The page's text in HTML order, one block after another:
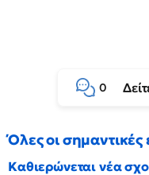
0
Όλες οι
Καθιερώνεται νέα